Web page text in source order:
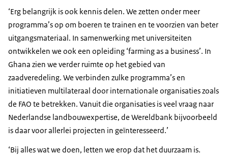
‘Erg belangrijk is ook kennis delen. We zetten onder meer
programma’s op om boeren te trainen en te voorzien van beter
uitgangsmateriaal. In samenwerking met universiteiten
ontwikkelen we ook een opleiding ‘farming as a business’. In
Ghana zien we verder ruimte op het gebied van
zaadveredeling. We verbinden zulke programma’s en
initiatieven multilateraal door internationale organisaties zoals
de FAO te betrekken. Vanuit die organisaties is veel vraag naar
Nederlandse landbouwexpertise, de Wereldbank bijvoorbeeld
is daar voor allerlei projecten in geïnteresseerd.’
‘Bij alles wat we doen, letten we erop dat het duurzaam is.